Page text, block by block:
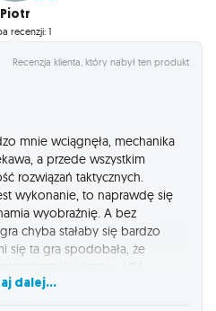
Piotr
recenzji: 1
Recenzja klienta, który nabył ten produkt
mnie wciągnęła, mechanika
a przede wszystkim
rozwiązań taktycznych.
wykonanie, to naprawdę się
wyobraźnię. A bez
chyba stałaby się bardzo
się ta gra spodobała, że
wariantami tej gry -
dalej...